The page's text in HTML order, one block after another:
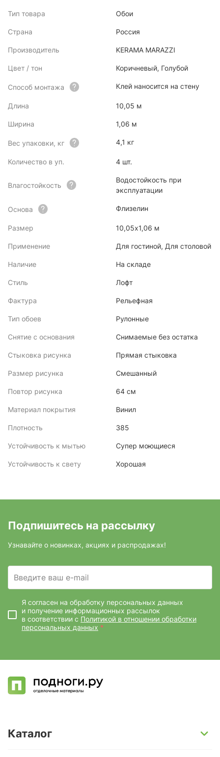
Тип товара Обои
Страна Россия
Производитель KERAMA MARAZZI
Цвет / тон Коричневый, Голубой
Способ монтажа Клей наносится на стену
Длина 10,05 м
Ширина 1,06 м
Вес упаковки, кг 4,1 кг
Количество в уп. 4 шт.
Влагостойкость
Водостойкость при
эксплуатации
Основа Флизелин
Размер 10,05х1,06 м
Применение Для гостиной, Для столовой
Наличие На складе
Стиль Лофт
Фактура Рельефная
Тип обоев Рулонные
Снятие с основания Снимаемые без остатка
Стыковка рисунка Прямая стыковка
Размер рисунка Смешанный
Повтор рисунка 64 см
Материал покрытия Винил
Плотность 385
Устойчивость к мытью Супер моющиеся
Устойчивость к свету Хорошая
Подпишитесь на рассылку
Узнавайте о новинках, акциях и распродажах!
Введите ваш e-mail
Я согласен на обработку персональных данных
и получение информационных рассылок
в соответствии с Политикой в отношении обработки
персональных данных *
Каталог